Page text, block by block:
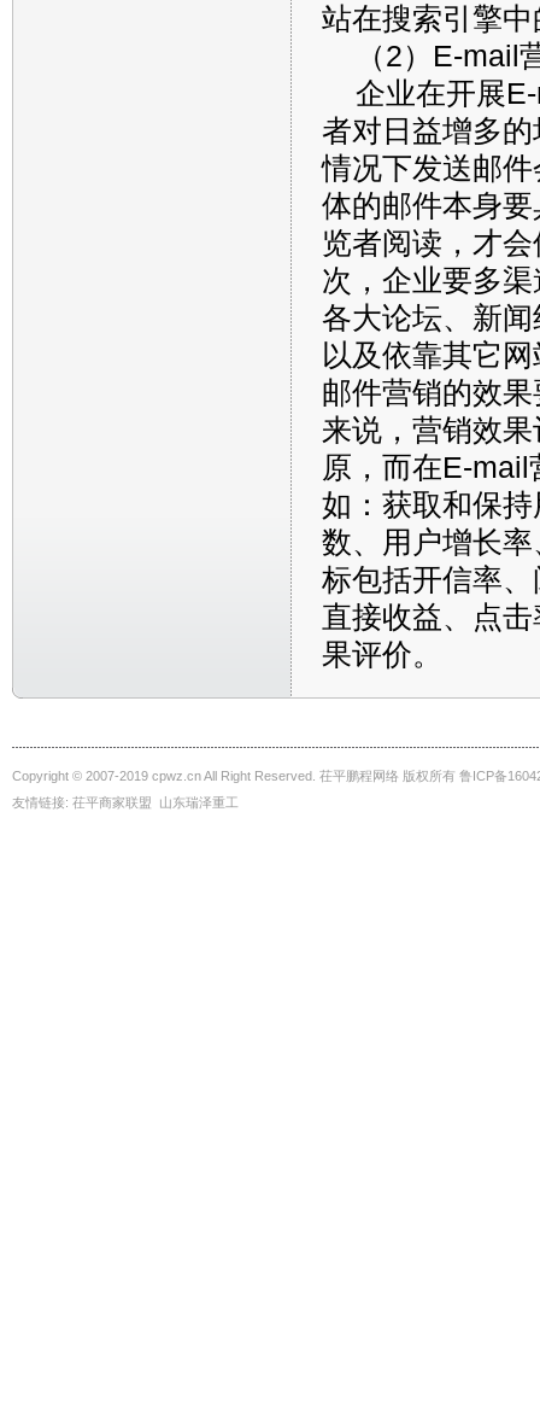
站在搜索引擎
（2）E-mail
企业在开展E-
者对日益增多
情况下发送邮
体的邮件本身
览者阅读，才
次，企业要多
各大论坛、新
以及依靠其它
邮件营销的效
来说，营销效
原，而在E-
如：获取和保
数、用户增长
标包括开信率
直接收益、点
果评价。
Copyright © 2007-2019 cpwz.cn All Right Reserved. 茌平鹏程网络 版权所有 鲁ICP备
友情链接: 茌平商家联盟 山东瑞泽重工